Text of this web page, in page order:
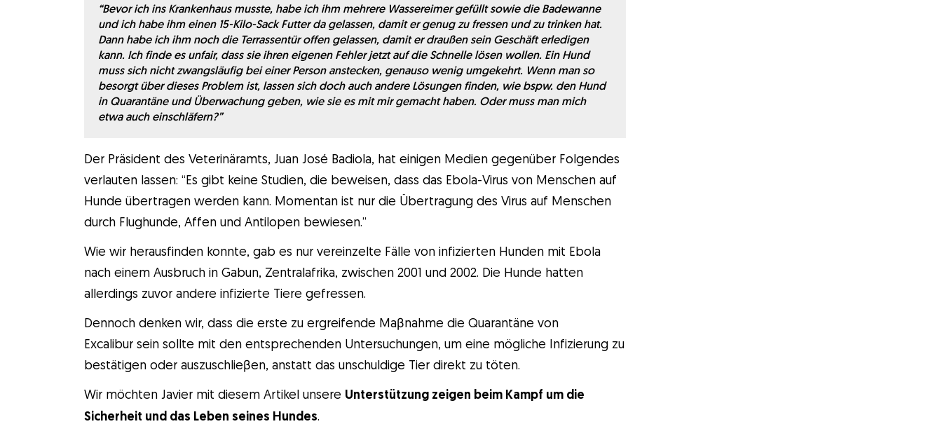
“Bevor ich ins Krankenhaus musste, habe ich ihm mehrere Wassereimer gefüllt sowie die Badewanne
und ich habe ihm einen 15-Kilo-Sack Futter da gelassen, damit er genug zu fressen und zu trinken hat.
Dann habe ich ihm noch die Terrassentür offen gelassen, damit er draußen sein Geschäft erledigen
kann. Ich finde es unfair, dass sie ihren eigenen Fehler jetzt auf die Schnelle lösen wollen. Ein Hund
muss sich nicht zwangsläufig bei einer Person anstecken, genauso wenig umgekehrt. Wenn man so
besorgt über dieses Problem ist, lassen sich doch auch andere Lösungen finden, wie bspw. den Hund
in Quarantäne und Überwachung geben, wie sie es mit mir gemacht haben. Oder muss man mich
etwa auch einschläfern?”
Der Präsident des Veterinäramts, Juan José Badiola, hat einigen Medien gegenüber Folgendes
verlauten lassen: “Es gibt keine Studien, die beweisen, dass das Ebola-Virus von Menschen auf
Hunde übertragen werden kann. Momentan ist nur die Übertragung des Virus auf Menschen
durch Flughunde, Affen und Antilopen bewiesen.”
Wie wir herausfinden konnte, gab es nur vereinzelte Fälle von infizierten Hunden mit Ebola
nach einem Ausbruch in Gabun, Zentralafrika, zwischen 2001 und 2002. Die Hunde hatten
allerdings zuvor andere infizierte Tiere gefressen.
Dennoch denken wir, dass die erste zu ergreifende Maβnahme die Quarantäne von
Excalibur sein sollte mit den entsprechenden Untersuchungen, um eine mögliche Infizierung zu
bestätigen oder auszuschlieβen, anstatt das unschuldige Tier direkt zu töten.
Wir möchten Javier mit diesem Artikel unsere Unterstützung zeigen beim Kampf um die
Sicherheit und das Leben seines Hundes.